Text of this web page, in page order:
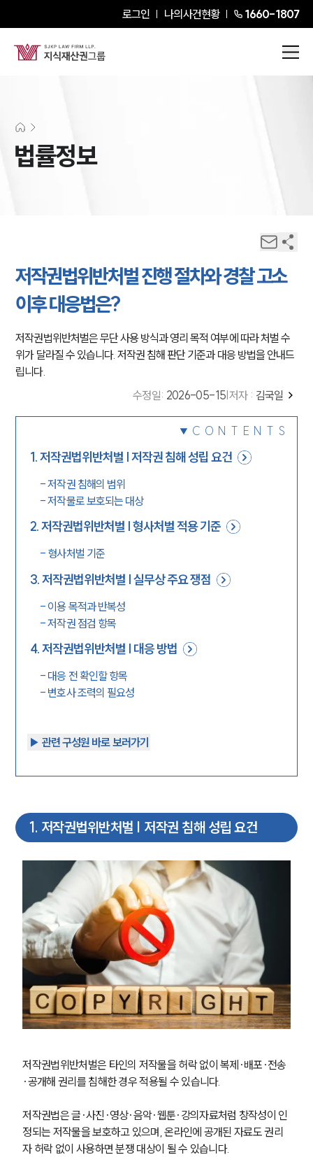
로그인 나의사건현황 1660-1807
법률정보
저작권법위반처벌 진행 절차와 경찰 고소
이후 대응법은?
저작권법위반처벌은 무단 사용 방식과 영리 목적 여부에 따라 처벌 수
위가 달라질 수 있습니다. 저작권 침해 판단 기준과 대응 방법을 안내드
립니다.
수정일: 2026-05-15 저자 : 김국일
CONTENTS
1.저작권법위반처벌 | 저작권 침해 성립 요건
-저작권 침해의 범위
-저작물로 보호되는 대상
2.저작권법위반처벌 | 형사처벌 적용 기준
- 형사처벌 기준
3.저작권법위반처벌 | 실무상 주요 쟁점
- 이용 목적과 반복성
-저작권 점검 항목
4.저작권법위반처벌 | 대응 방법
- 대응 전 확인할 항목
- 변호사 조력의 필요성
▶︎ 관련 구성원 바로 보러가기
1. 저작권법위반처벌 | 저작권 침해 성립 요건
저작권법위반처벌은 타인의 저작물을 허락 없이 복제·배포·전송
·공개해 권리를 침해한 경우 적용될 수 있습니다.
저작권법은 글·사진·영상·음악·웹툰·강의자료처럼 창작성이 인
정되는 저작물을 보호하고 있으며, 온라인에 공개된 자료도 권리
자 허락 없이 사용하면 분쟁 대상이 될 수 있습니다.